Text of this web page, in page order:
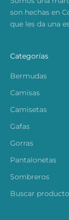
son hechas en
que les da una
Categorías
Bermudas
Camisas
Camisetas
Gafas
Gorras
Pantalonetas
Sombreros
Buscar